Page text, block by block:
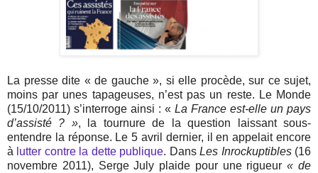
La presse dite « de gauche », si elle procède, sur ce sujet,
moins par unes tapageuses, n’est pas un reste. Le Monde
(15/10/2011) s’interroge ainsi : « La France est-elle un pays
d’assisté ? », la tournure de la question laissant sous-
entendre la réponse. Le 5 avril dernier, il en appelait encore
à lutter contre la dette publique. DansLes Inrockuptibles (16
novembre 2011), Serge July plaide pour une rigueur« de